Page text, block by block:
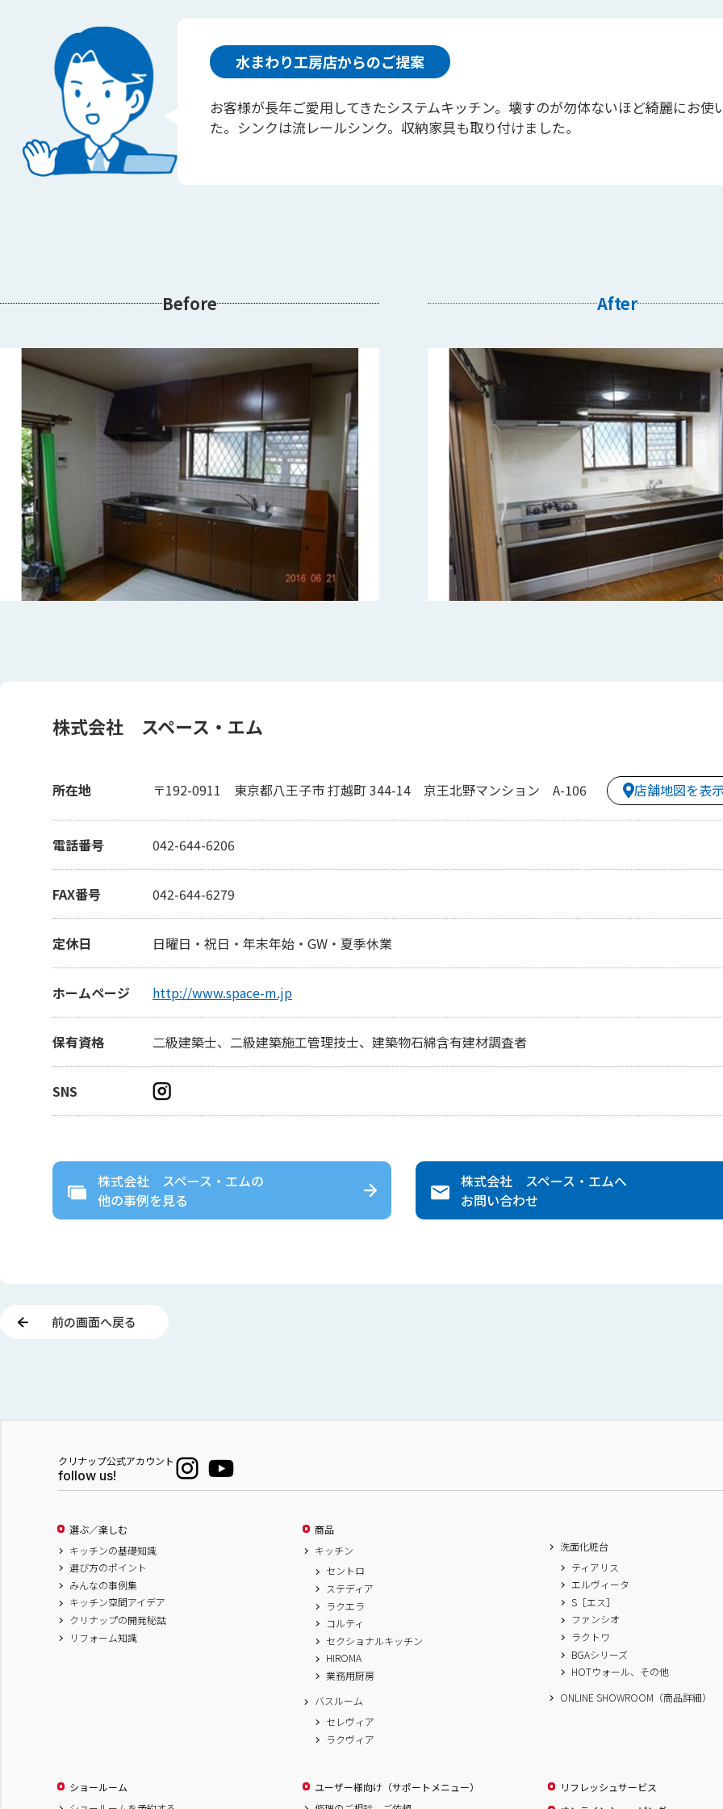
水まわり工房店からのご提案
お客様が長年ご愛用してきたシステムキッチン。壊すのが勿体ないほど綺麗にお使
た。シンクは流レールシンク。収納家具も取り付けました。
Before After
株式会社 スペース・エム
所在地 〒192-0911 東京都八王子市 打越町 344-14 京王北野マンション A-106 店舗地図を表
電話番号 042-644-6206
FAX番号 042-644-6279
定休日 日曜日・祝日・年末年始・GW・夏季休業
ホームページ http://www.space-m.jp
保有資格 二級建築士、二級建築施工管理技士、建築物石綿含有建材調査者
SNS
株式会社 スペース・エムの
他の事例を見る
株式会社 スペース・エムへ
お問い合わせ
前の画面へ戻る
クリナップ公式アカウント
follow us!
選ぶ／楽しむ
キッチンの基礎知識
選び方のポイント
みんなの事例集
キッチン空間アイデア
クリナップの開発秘話
リフォーム知識
商品
キッチン
セントロ
ステディア
ラクエラ
コルティ
セクショナルキッチン
HIROMA
業務用厨房
バスルーム
セレヴィア
ラクヴィア
洗面化粧台
ティアリス
エルヴィータ
S［エス］
ファンシオ
ラクトワ
BGAシリーズ
HOTウォール、その他
ONLINE SHOWROOM（商品詳細）
ショールーム
ユーザー様向け（サポートメニュー）
リフレッシュサービス